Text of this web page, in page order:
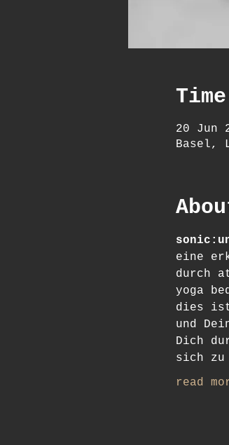
20 Jun
Basel,
eine
durch
yoga
dies ist
und
Dich
sich zu
read